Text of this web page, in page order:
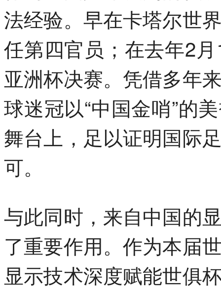
法经验。早在卡塔尔世
任第四官员；在去年2
亚洲杯决赛。凭借多年
球迷冠以“中国金哨”的
舞台上，足以证明国际
可。
与此同时，来自中国的
了重要作用。作为本届
显示技术深度赋能世俱